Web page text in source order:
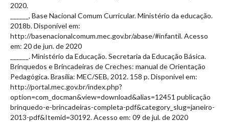
2020.
______, Base Nacional Comum Curricular. Ministério da educação.
2018b. Disponível em:
http://basenacionalcomum.mec.gov.br/abase/#infantil. Acesso
em: 20 de jun. de 2020
______. Ministério da Educação. Secretaria da Educação Básica.
Brinquedos e Brincadeiras de Creches: manual de Orientação
Pedagógica. Brasília: MEC/SEB, 2012. 158 p. Disponível em:
http://portal.mec.gov.br/index.php?
option=com_docman&view=download&alias=12451 publicação
brinquedo-e-brincadeiras-completa-pdf&category_slug=janeiro-
2013-pdf&Itemid=30192. Acesso em: 09 de jul. de 2020